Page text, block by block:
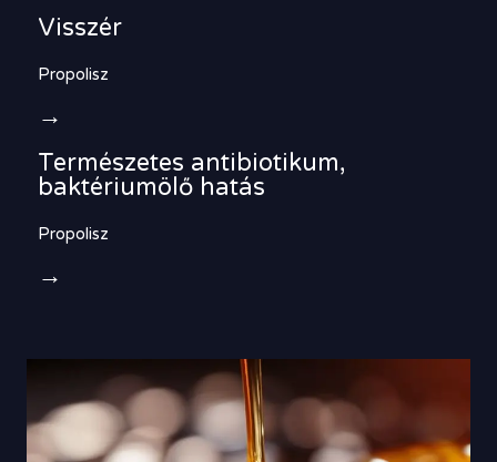
Visszér
Propolisz
→
Természetes antibiotikum,
baktériumölő hatás
Propolisz
→